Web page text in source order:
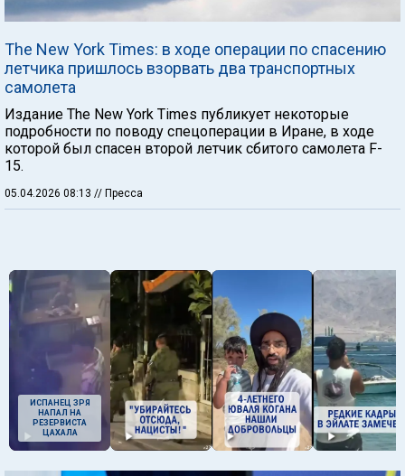
The New York Times: в ходе операции по спасению
летчика пришлось взорвать два транспортных
самолета
Издание The New York Times публикует некоторые
подробности по поводу спецоперации в Иране, в ходе
которой был спасен второй летчик сбитого самолета F-
15.
05.04.2026 08:13 // Пресса
ИСПАНЕЦ ЗРЯ
НАПАЛ НА
РЕЗЕРВИСТА
ЦАХАЛА